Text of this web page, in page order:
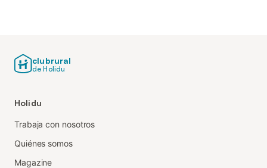
clubrural
de Holidu
Holidu
Trabaja con nosotros
Quiénes somos
Magazine